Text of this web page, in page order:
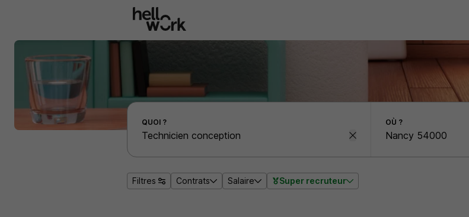
Effectuer une recherche d'emploi par localité
QUOI ? OÙ ?
Filtres Contrats Salaire Super recruteur